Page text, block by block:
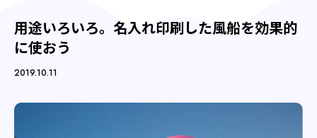
用途いろいろ。名入れ印刷した風船を効果的
に使おう
2019.10.11